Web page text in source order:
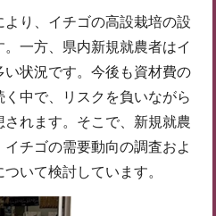
り、イチゴの高設栽培の設
一方、県内新規就農者はイ
状況です。今後も資材費の
中で、リスクを負いながら
れます。そこで、新規就農
チゴの需要動向の調査およ
いて検討しています。